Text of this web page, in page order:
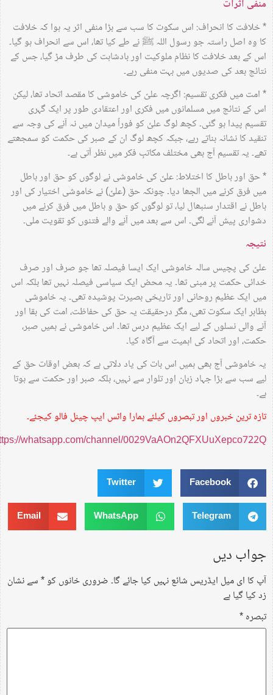
منفی اثرات
* خلافت کا انحراف: اس سکوت کا سب سے بڑا منفی اثر یہ ہوا کہ خلافت
کا وہ اصل راستہ جو رسول اللہ ﷺ نے طے کیا تھا، اس سے انحراف ہو گیا۔
اس کے بعد خلافت کا نظام ملوکیت اور بادشاہت کی طرف مڑ گیا، جس کے
نتائج بعد کی صدیوں میں بہت منفی رہے۔
* امت میں فکری تقسیم: اگرچہ علیؑ کی خاموشی کا مقصد اتحاد تھا، لیکن
اس کے نتائج میں مسلمانوں میں فکری اور اعتقادی طور پر ایک گہری
تقسیم پیدا ہو گئی۔ کچھ لوگ علیؑ کو فوراً میدان میں نہ آنے کی وجہ سے
تنقید کا نشانہ بناتے رہے، جبکہ کچھ لوگ ان کے صبر کی حکمت کو سمجھتے
تھے۔ یہ تقسیم آج بھی مختلف مکاتبِ فکر میں نظر آتی ہے۔
* حق اور باطل کا اختلاط: علیؑ کی خاموشی نے لوگوں کو حق اور باطل
میں فرق کرنے میں الجھا دیا۔ چونکہ حق (علیؑ) نے خاموشی اختیار کی اور
باطل نے اقتدار سنبھال لیا، تو لوگوں کو حق و باطل میں فرق کرنے میں
دشواری پیش آنے لگی۔ اس سے بعد میں آنے والے فتنوں کو تقویت ملی۔
نتیجہ
علیؑ کی پچیس سالہ خاموشی ایک ایسا فیصلہ تھا جو صرف اور صرف
خدائی حکمت پر مبنی تھا۔ یہ محض ایک سیاسی فیصلہ نہیں تھا بلکہ اس
میں ایک عظیم روحانی اور تاریخی بصیرت پوشیدہ تھی۔ یہ خاموشی
بظاہر ایک سکوت تھی، مگر درحقیقت یہ حق کی حفاظت، امت کی بقا اور
آنے والی نسلوں کے لیے ایک عظیم درس تھا۔ اس خاموشی نے ہمیں صبر،
حکمت، اور اتحاد کی اہمیت سے آگاہ کیا۔
یہ خاموشی آج بھی ہمیں اس بات کی یاد دلاتی ہے کہ بعض اوقات حق کے
لیے سب سے بڑا جہاد زبان اور تلوار سے نہیں، بلکہ صبر اور حکمت سے ہوتا
ہے۔
تازہ ترین خبروں اور تبصروں کیلئے ہمارا واٹس ایپ چینل فالو کیجئے۔
https://whatsapp.com/channel/0029VaAOn2QFXUuXepco722Q
Facebook
Twitter
Telegram
WhatsApp
Email
جواب دیں
آپ کا ای میل ایڈریس شائع نہیں کیا جائے گا۔ضروری خانوں کو*سے نشان
زد کیا گیا ہے
تبصرہ*